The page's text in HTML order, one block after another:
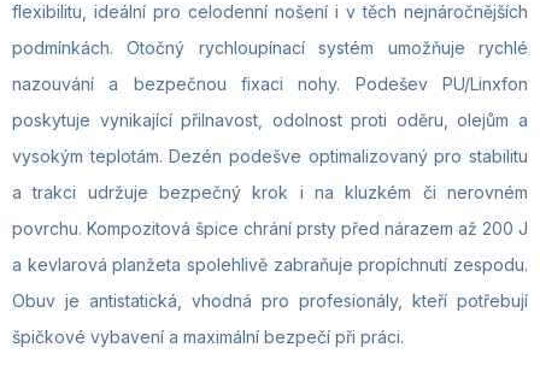
flexibilitu, ideální pro celodenní nošení i v těch nejnáročnějších
podmínkách. Otočný rychloupínací systém umožňuje rychlé
nazouvání a bezpečnou fixaci nohy. Podešev PU/Linxfon
poskytuje vynikající přilnavost, odolnost proti oděru, olejům a
vysokým teplotám. Dezén podešve optimalizovaný pro stabilitu
a trakci udržuje bezpečný krok i na kluzkém či nerovném
povrchu. Kompozitová špice chrání prsty před nárazem až 200 J
a kevlarová planžeta spolehlivě zabraňuje propíchnutí zespodu.
Obuv je antistatická, vhodná pro profesionály, kteří potřebují
špičkové vybavení a maximální bezpečí při práci.